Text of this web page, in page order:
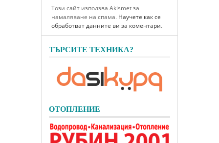
Този сайт използва Akismet за
намаляване на спама. Научете как се
обработват данните ви за коментари.
ТЪРСИТЕ ТЕХНИКА?
ОТОПЛЕНИЕ